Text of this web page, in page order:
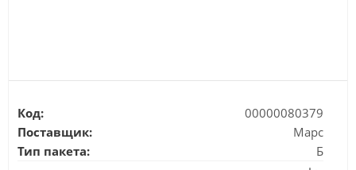
Код:
00000080379
Поставщик:
Марс
Тип пакета:
Б